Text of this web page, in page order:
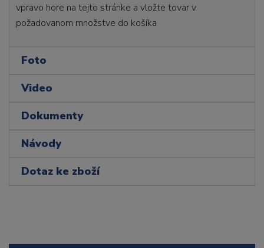
vpravo hore na tejto stránke a vložte tovar v
požadovanom množstve do košíka
Foto
Video
Dokumenty
Návody
Dotaz ke zboží